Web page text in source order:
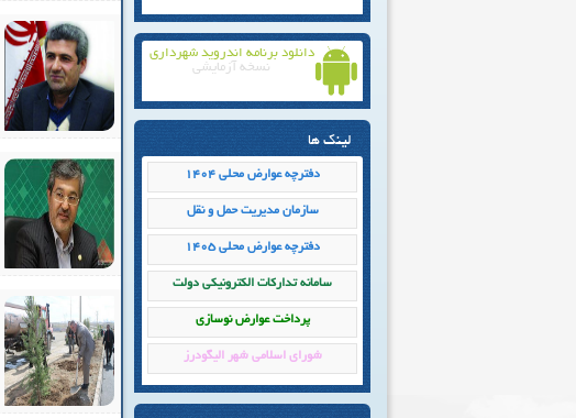
دانلود برنامه اندروید شهرداری
نسخه آزمایشی
لینک ها
دفترچه عوارض محلی 1404
سازمان مدیریت حمل و نقل
دفترچه عوارض محلی 1405
سامانه تداركات الكترونيكي دولت
پرداخت عوارض نوسازی
شورای اسلامی شهر الیگودرز